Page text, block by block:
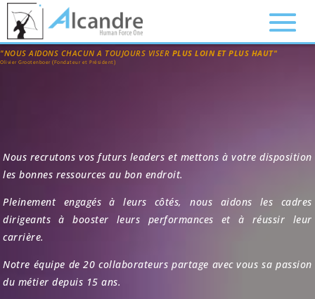
"NOUS AIDONS CHACUN A TOUJOURS VISER PLUS LOIN ET PLUS HAUT"
Olivier Grootenboer (Fondateur et Président)
Nous recrutons vos futurs leaders et mettons à votre disposition
les bonnes ressources au bon endroit.
Pleinement engagés à leurs côtés, nous aidons les cadres
dirigeants à booster leurs performances et à réussir leur
carrière.
Notre équipe de 20 collaborateurs partage avec vous sa passion
du métier depuis 15 ans.